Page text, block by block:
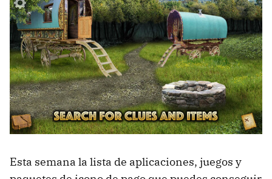
Esta semana la lista de aplicaciones, juegos y